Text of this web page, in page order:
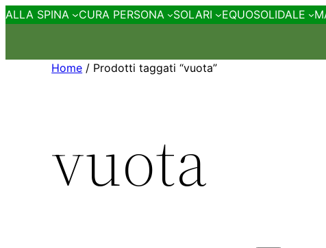
ALLA SPINA CURA PERSONA SOLARI EQUOSOLIDALE
Home / Prodotti taggati “vuota”
vuota